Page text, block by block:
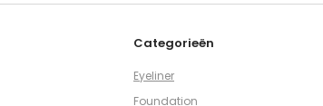
Categorieën
Eyeliner
Foundation